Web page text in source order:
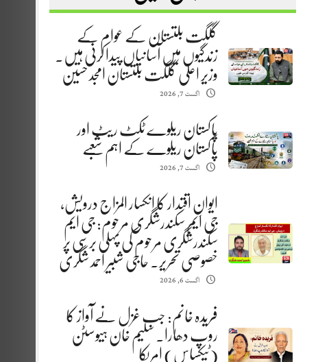
گلگت بلتستان کے عوام کے
زندگیوں میں آسانیاں پیدا کرنی ہیں.
وزیر اعلیٰ گلگت بلتستان امجد حسین
اگست 7, 2026
پاکستان ریلوے ٹکٹ ریٹ اور
پاکستان ریلوے کے اہم شعبے
اگست 7, 2026
ایوانِ اقتدار کا انکسار المزاج درویش،
جی ایم سکندرشگری مرحوم: جی ایم
سکندرشگری مرحوم کی پہلی برسی پر
خصوصی تحریر. حاجی شبیر احمد شگری
اگست 6, 2026
فریدہ خانم: جب غزل نے آواز کا
روپ دھارا. سلیم خان ہیوسٹن
(ٹیکساس) امریکا